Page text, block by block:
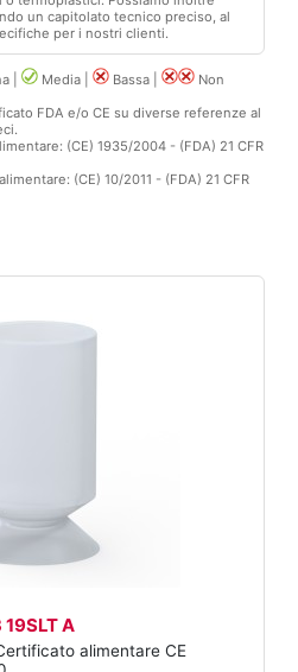
un capitolato tecnico preciso, al
per i nostri clienti.
| Media | Bassa |
Non
FDA e/o CE su diverse referenze al
(CE) 1935/2004 - (FDA) 21 CFR
(CE) 10/2011 - (FDA) 21 CFR
19SLT A
alimentare CE